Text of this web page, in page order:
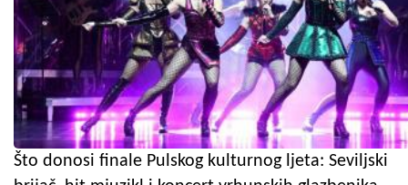
Što donosi finale Pulskog kulturnog ljeta: Seviljski